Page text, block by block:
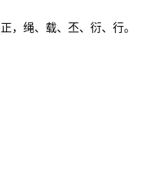
，绳、载、丕、衍、行。